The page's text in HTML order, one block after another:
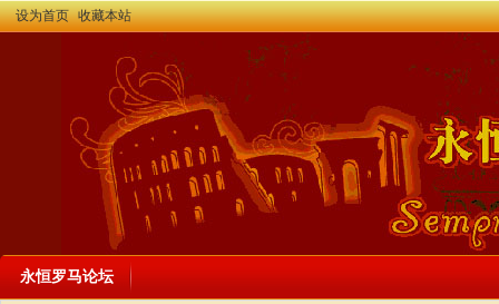
设为首页 收藏本站
永恒罗马论坛